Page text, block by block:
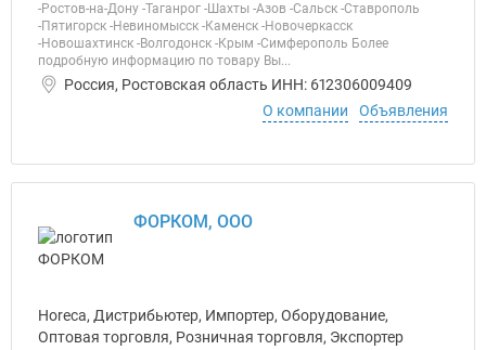
-Ростов-на-Дону -Таганрог -Шахты -Азов -Сальск -Ставрополь
-Пятигорск -Невиномысск -Каменск -Новочеркасск
-Новошахтинск -Волгодонск -Крым -Симферополь Более
подробную информацию по товару Вы...
Россия, Ростовская область ИНН: 612306009409
О компании
Объявления
ФОРКОМ, ООО
Horeca, Дистрибьютер, Импортер, Оборудование,
Оптовая торговля, Розничная торговля, Экспортер